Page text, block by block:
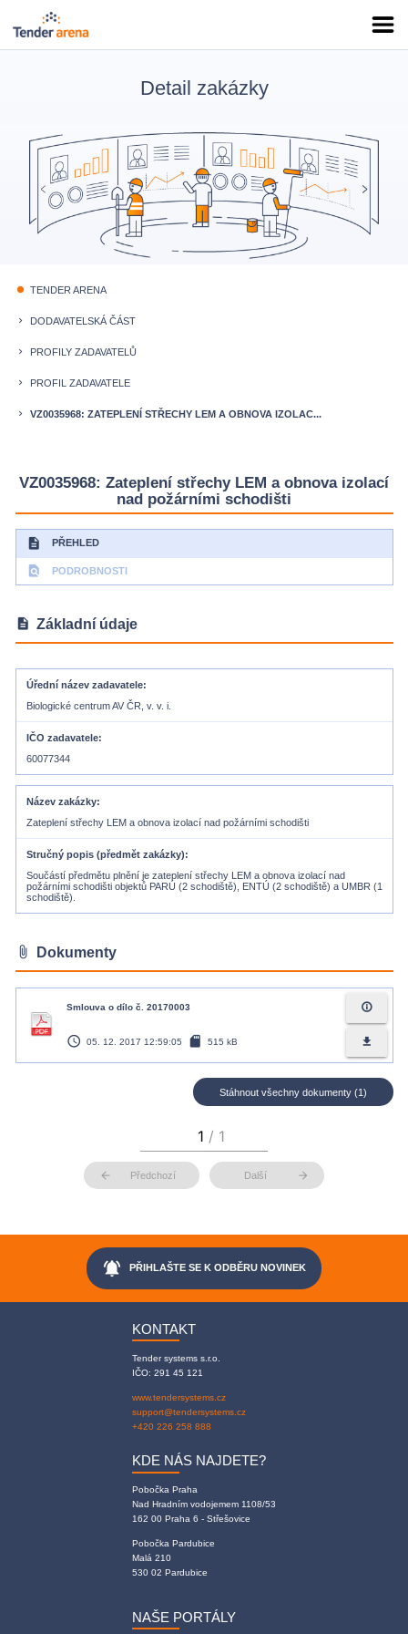
Detail zakázky
fiber_manual_record TENDER ARENA
keyboard_arrow_right DODAVATELSKÁ ČÁST
keyboard_arrow_right PROFILY ZADAVATELŮ
keyboard_arrow_right PROFIL ZADAVATELE
keyboard_arrow_right VZ0035968: ZATEPLENÍ STŘECHY LEM A OBNOVA IZOLAC...
VZ0035968: Zateplení střechy LEM a obnova izolací
nad požárními schodišti
description PŘEHLED
find_in_page PODROBNOSTI
description Základní údaje
Úřední název zadavatele
Biologické centrum AV ČR, v. v. i.
IČO zadavatele
60077344
Název zakázky
Zateplení střechy LEM a obnova izolací nad požárními schodišti
Stručný popis (předmět zakázky)
Součástí předmětu plnění je zateplení střechy LEM a obnova izolací nad
požárními schodišti objektů PARÚ (2 schodiště), ENTÚ (2 schodiště) a UMBR (1
schodiště).
attach_file Dokumenty
Smlouva o dílo č. 20170003
access_time 05. 12. 2017 12:59:05 sd_card 515 kB
info_outline
file_download
Stáhnout všechny dokumenty (1)
arrow_back Předchozí Další arrow_forward
notifications_active PŘIHLAŠTE SE K ODBĚRU NOVINEK
KONTAKT
Tender systems s.r.o.
IČO: 291 45 121
www.tendersystems.cz
support@tendersystems.cz
+420 226 258 888
KDE NÁS NAJDETE?
Pobočka Praha
Nad Hradním vodojemem 1108/53
162 00 Praha 6 - Střešovice
Pobočka Pardubice
Malá 210
530 02 Pardubice
NAŠE PORTÁLY